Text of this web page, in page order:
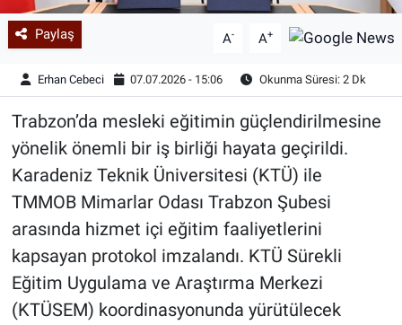
Paylaş A- A+
Erhan Cebeci 07.07.2026 - 15:06 Okunma Süresi: 2 Dk
Trabzon’da mesleki eğitimin güçlendirilmesine
yönelik önemli bir iş birliği hayata geçirildi.
Karadeniz Teknik Üniversitesi (KTÜ) ile
TMMOB Mimarlar Odası Trabzon Şubesi
arasında hizmet içi eğitim faaliyetlerini
kapsayan protokol imzalandı. KTÜ Sürekli
Eğitim Uygulama ve Araştırma Merkezi
(KTÜSEM) koordinasyonunda yürütülecek